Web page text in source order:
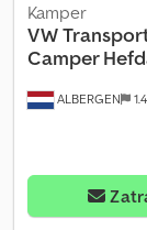
ALBERGEN
Kamper
VW
Camper